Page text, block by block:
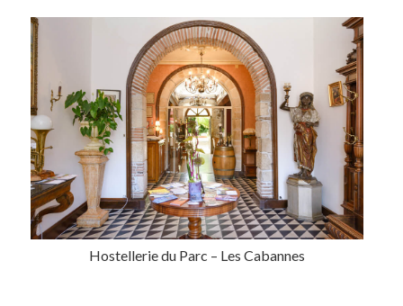
Hostellerie du Parc – Les Cabannes